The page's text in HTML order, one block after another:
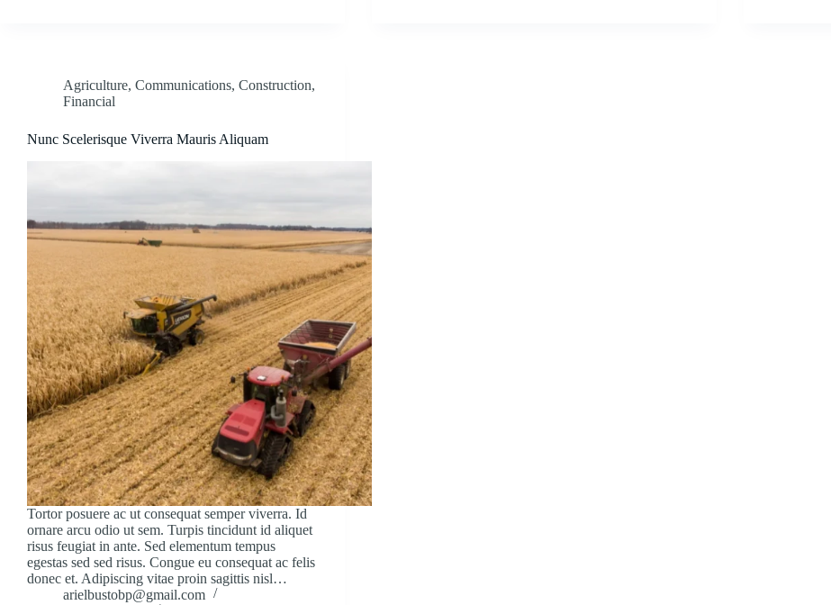
Agriculture, Communications, Construction,
Financial
Nunc Scelerisque Viverra Mauris Aliquam
Tortor posuere ac ut consequat semper viverra. Id
ornare arcu odio ut sem. Turpis tincidunt id aliquet
risus feugiat in ante. Sed elementum tempus
egestas sed sed risus. Congue eu consequat ac felis
donec et. Adipiscing vitae proin sagittis nisl…
arielbustobp@gmail.com